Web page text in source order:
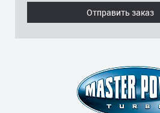
Отправить заказ